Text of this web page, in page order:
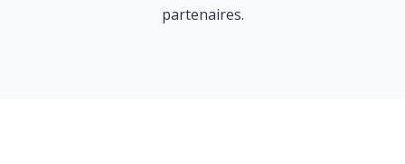
partenaires.